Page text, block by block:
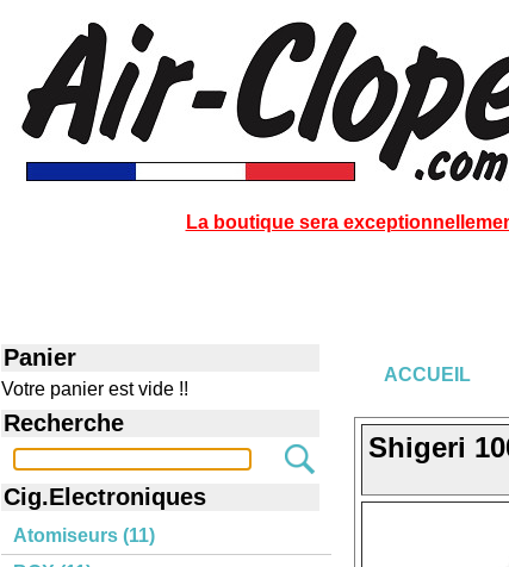
La boutique sera
Panier
Votre panier est vide !!
Recherche
Cig.Electroniques
Atomiseurs (11)
ACCUEIL
Shigeri